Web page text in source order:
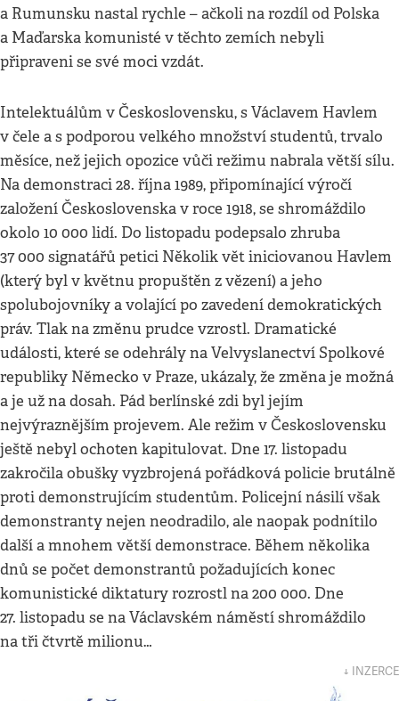
a Rumunsku nastal rychle – ačkoli na rozdíl od Polska
a Maďarska komunisté v těchto zemích nebyli
připraveni se své moci vzdát.
Intelektuálům v Československu, s Václavem Havlem
v čele a s podporou velkého množství studentů, trvalo
měsíce, než jejich opozice vůči režimu nabrala větší sílu.
Na demonstraci 28. října 1989, připomínající výročí
založení Československa v roce 1918, se shromáždilo
okolo 10 000 lidí. Do listopadu podepsalo zhruba
37 000 signatářů petici Několik vět iniciovanou Havlem
(který byl v květnu propuštěn z vězení) a jeho
spolubojovníky a volající po zavedení demokratických
práv. Tlak na změnu prudce vzrostl. Dramatické
události, které se odehrály na Velvyslanectví Spolkové
republiky Německo v Praze, ukázaly, že změna je možná
a je už na dosah. Pád berlínské zdi byl jejím
nejvýraznějším projevem. Ale režim v Československu
ještě nebyl ochoten kapitulovat. Dne 17. listopadu
zakročila obušky vyzbrojená pořádková policie brutálně
proti demonstrujícím studentům. Policejní násilí však
demonstranty nejen neodradilo, ale naopak podnítilo
další a mnohem větší demonstrace. Během několika
dnů se počet demonstrantů požadujících konec
komunistické diktatury rozrostl na 200 000. Dne
27. listopadu se na Václavském náměstí shromáždilo
na tři čtvrtě milionu…
↓ INZERCE